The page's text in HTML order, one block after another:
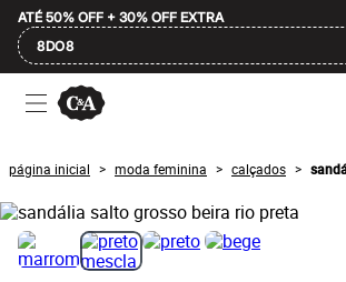
ATÉ 50% OFF + 30% OFF EXTRA
8DO8
Ofertas
Compre por Departamento
Masculino
Infantil
Calçados
Mindse7
Plus Size
Até 20% off
página inicial > moda feminina > calçados >